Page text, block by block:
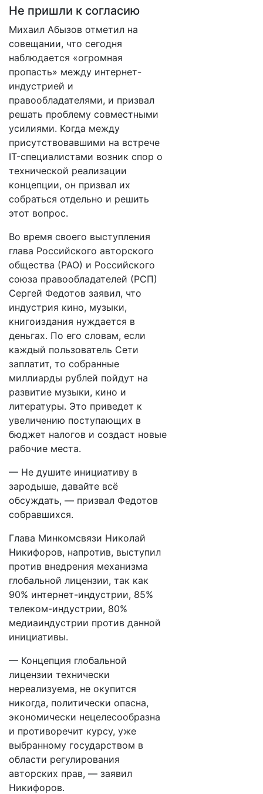
Не пришли к согласию
Михаил Абызов отметил на
совещании, что сегодня
наблюдается «огромная
пропасть» между интернет-
индустрией и
правообладателями, и призвал
решать проблему совместными
усилиями. Когда между
присутствовавшими на встрече
IT-специалистами возник спор о
технической реализации
концепции, он призвал их
собраться отдельно и решить
этот вопрос.
Во время своего выступления
глава Российского авторского
общества (РАО) и Российского
союза правообладателей (РСП)
Сергей Федотов заявил, что
индустрия кино, музыки,
книгоиздания нуждается в
деньгах. По его словам, если
каждый пользователь Сети
заплатит, то собранные
миллиарды рублей пойдут на
развитие музыки, кино и
литературы. Это приведет к
увеличению поступающих в
бюджет налогов и создаст новые
рабочие места.
— Не душите инициативу в
зародыше, давайте всё
обсуждать, — призвал Федотов
собравшихся.
Глава Минкомсвязи Николай
Никифоров, напротив, выступил
против внедрения механизма
глобальной лицензии, так как
90% интернет-индустрии, 85%
телеком-индустрии, 80%
медиаиндустрии против данной
инициативы.
— Концепция глобальной
лицензии технически
нереализуема, не окупится
никогда, политически опасна,
экономически нецелесообразна
и противоречит курсу, уже
выбранному государством в
области регулирования
авторских прав, — заявил
Никифоров.